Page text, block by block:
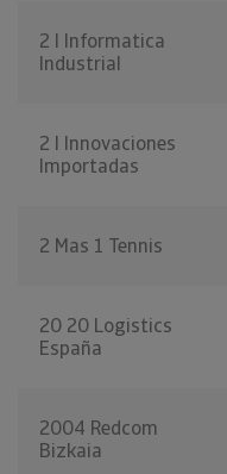
2 I Informatica
Industrial
2 I Innovaciones
Importadas
2 Mas 1 Tennis
20 20 Logistics
España
2004 Redcom
Bizkaia